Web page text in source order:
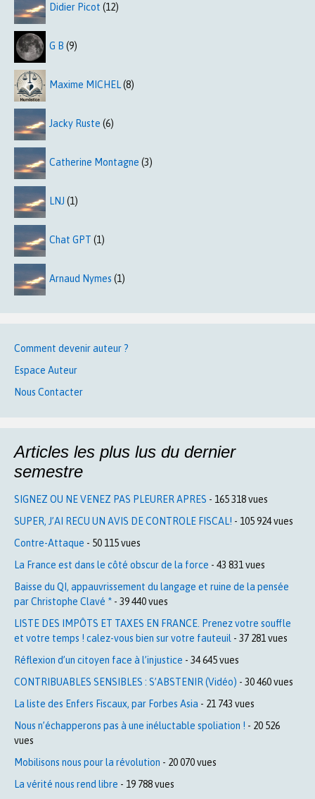
Didier Picot (12)
G B (9)
Maxime MICHEL(8)
Jacky Ruste (6)
Catherine Montagne (3)
LNJ (1)
Chat GPT (1)
Arnaud Nymes (1)
Comment devenir auteur ?
Espace Auteur
Nous Contacter
Articles les plus lus du dernier
semestre
SIGNEZ OU NE VENEZ PAS PLEURER APRES - 165 318 vues
SUPER, J’AI RECU UN AVIS DE CONTROLE FISCAL! - 105 924 vues
Contre-Attaque - 50 115 vues
La France est dans le côté obscur de la force - 43 831 vues
Baisse du QI, appauvrissement du langage et ruine de la pensée
par Christophe Clavé * - 39 440 vues
LISTE DES IMPÔTS ET TAXES EN FRANCE. Prenez votre souffle
et votre temps ! calez-vous bien sur votre fauteuil - 37 281 vues
Réflexion d’un citoyen face à l’injustice - 34 645 vues
CONTRIBUABLES SENSIBLES : S’ABSTENIR (Vidéo) - 30 460 vues
La liste des Enfers Fiscaux, par Forbes Asia - 21 743 vues
Nous n’échapperons pas à une inéluctable spoliation ! - 20 526
vues
Mobilisons nous pour la révolution - 20 070 vues
La vérité nous rend libre - 19 788 vues